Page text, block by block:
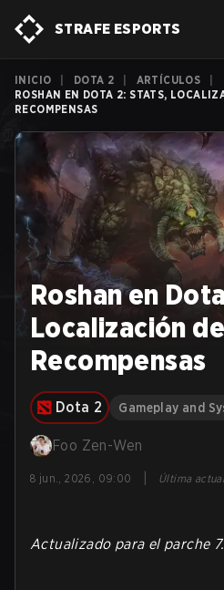
STRAFE ESPORTS
INICIO DOTA 2 ARTÍCULOS
ROSHAN EN DOTA 2: STATS,
RECOMPENSAS
Roshan en
Localización
Recompensas
Dota 2 Gameplay and
Foo Zen-Wen
8 jun., 2026, 09:00 Última
Actualizado para el parche